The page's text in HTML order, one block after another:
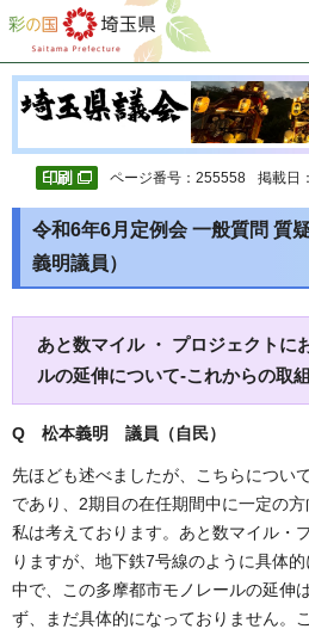
彩の国 埼玉県
ページ番号：255558 掲載日
令和6年6月定例会 一般質問 質
義明議員）
あと数マイル ・ プロジェクトに
ルの延伸について-これからの取
Q 松本義明 議員（自民）
先ほども述べましたが、こちらについ
であり、2期目の在任期間中に一定の
私は考えております。あと数マイル・
りますが、地下鉄7号線のように具体
中で、この多摩都市モノレールの延伸
ず、まだ具体的になっておりません。